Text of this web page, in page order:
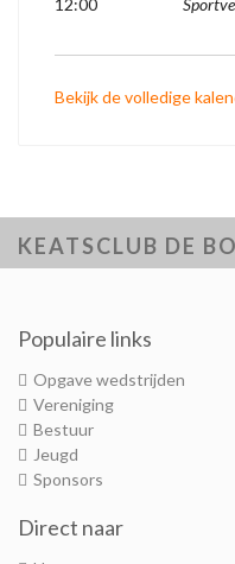
12:00
Bekijk de volledige
KEATSCLUB DE
Populaire links
Opgave wedstrijden
Vereniging
Bestuur
Jeugd
Sponsors
Direct naar